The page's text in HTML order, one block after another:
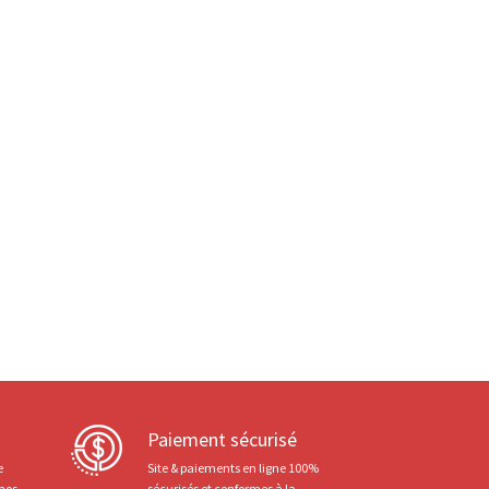
Paiement sécurisé
Site & paiements en ligne 100%